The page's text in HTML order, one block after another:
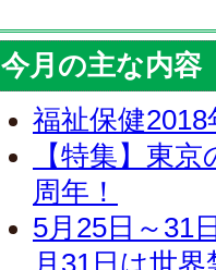
今月の主な内容
福祉保健
【特集】東
周年！
5月25日～31
月31日は世